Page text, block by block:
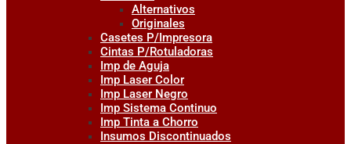
Alternativos
Originales
Casetes P/Impresora
Cintas P/Rotuladoras
Imp de Aguja
Imp Laser Color
Imp Laser Negro
Imp Sistema Continuo
Imp Tinta a Chorro
Insumos Discontinuados